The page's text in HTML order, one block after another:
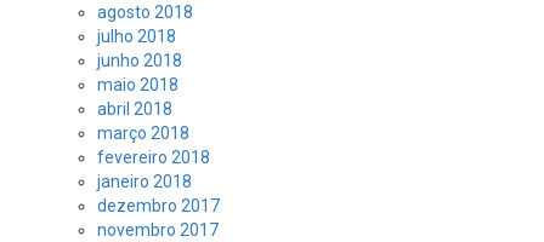
agosto 2018
julho 2018
junho 2018
maio 2018
abril 2018
março 2018
fevereiro 2018
janeiro 2018
dezembro 2017
novembro 2017